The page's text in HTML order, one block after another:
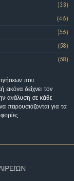
(33)
(46)
(56)
(58)
(58)
που
δείχνει τον
ανάλυση σε κάθε
παρουσιάζονται για τα